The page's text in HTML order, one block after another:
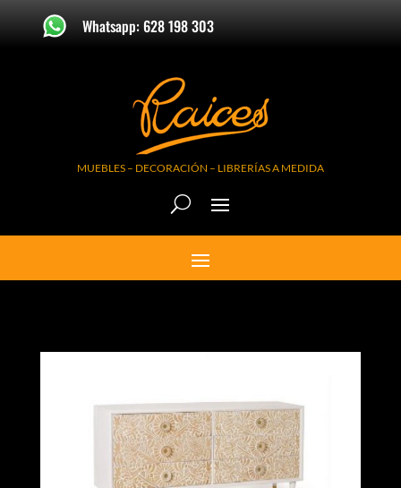
Whatsapp: 628 198 303
MUEBLES – DECORACIÓN – LIBRERÍAS A MEDIDA